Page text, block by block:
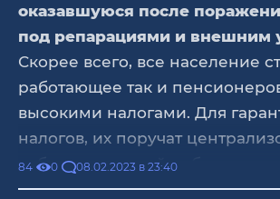
оказавшуюся после
под репарациями и внешним
Скорее всего, все население
работающее так и
высокими налогами. Для
налогов, их поручат
собирать с людей
это со всех видов доходов. Так
84 0 08.02.2023 в 23:40